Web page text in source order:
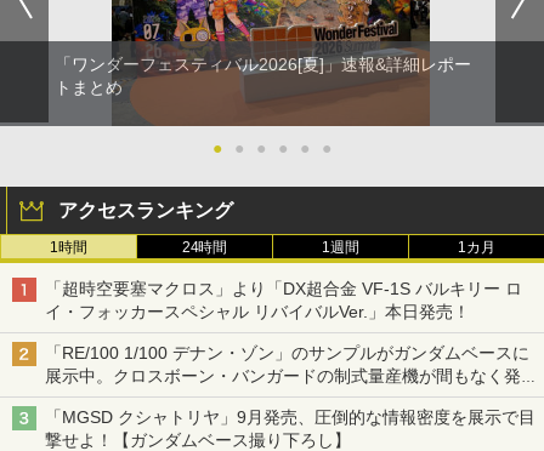
「ワンダーフェスティバル2026[夏]」速報&詳細レポー
トまとめ
● ● ● ● ● ●
アクセスランキング
1時間 24時間 1週間 1カ月
「超時空要塞マクロス」より「DX超合金 VF-1S バルキリー ロ
イ・フォッカースペシャル リバイバルVer.」本日発売！
「RE/100 1/100 デナン・ゾン」のサンプルがガンダムベースに
展示中。クロスボーン・バンガードの制式量産機が間もなく発送
【ガンダムベース撮り下ろし】
「MGSD クシャトリヤ」9月発売、圧倒的な情報密度を展示で目
撃せよ！【ガンダムベース撮り下ろし】